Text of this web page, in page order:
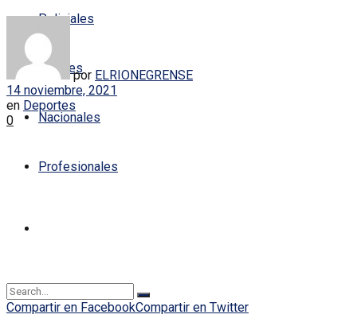
Policiales
Locales
Nacionales
Profesionales
por ELRIONEGRENSE
14 noviembre, 2021
en Deportes
0
Compartir en FacebookCompartir en Twitter